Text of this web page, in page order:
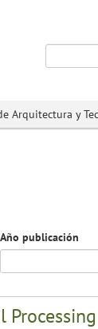
Arquitectura y
Año publicación